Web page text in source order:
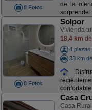
8 Fotos
de la
sorprende.
8 Fotos
Solpor
Vivienda
18,4 km
4 plazas
33 km
Casa
Casa